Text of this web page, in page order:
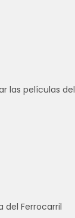
las películas del
del Ferrocarril